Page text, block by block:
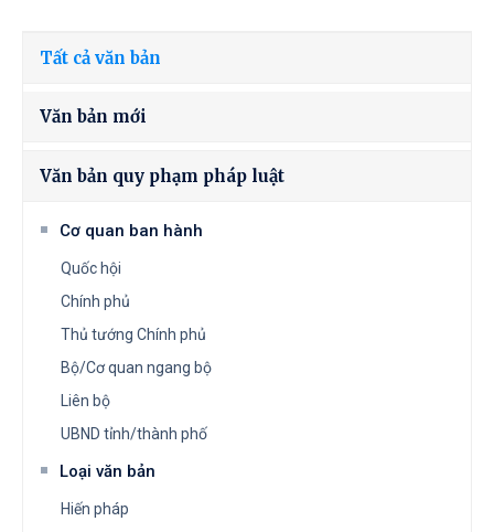
Tất cả văn bản
Văn bản mới
Văn bản quy phạm pháp luật
Cơ quan ban hành
Quốc hội
Chính phủ
Thủ tướng Chính phủ
Bộ/Cơ quan ngang bộ
Liên bộ
UBND tỉnh/thành phố
Loại văn bản
Hiến pháp